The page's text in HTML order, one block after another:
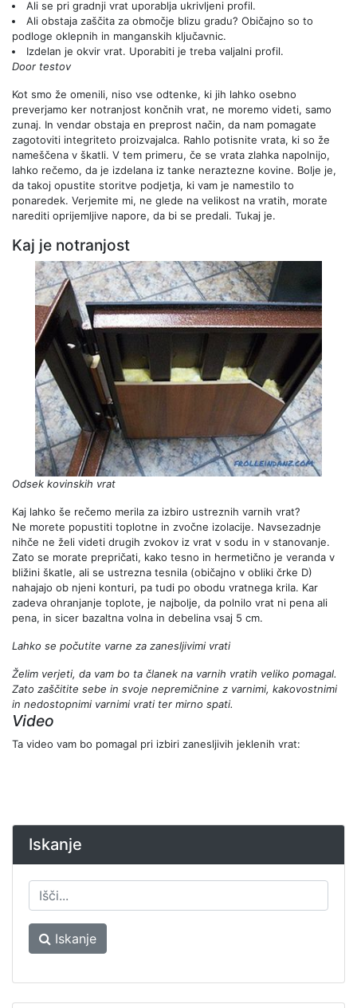
Ali se pri gradnji vrat uporablja ukrivljeni profil.
Ali obstaja zaščita za območje blizu gradu? Običajno so to
podloge oklepnih in manganskih ključavnic.
Izdelan je okvir vrat. Uporabiti je treba valjalni profil.
Door testov
Kot smo že omenili, niso vse odtenke, ki jih lahko osebno
preverjamo ker notranjost končnih vrat, ne moremo videti, samo
zunaj. In vendar obstaja en preprost način, da nam pomagate
zagotoviti integriteto proizvajalca. Rahlo potisnite vrata, ki so že
nameščena v škatli. V tem primeru, če se vrata zlahka napolnijo,
lahko rečemo, da je izdelana iz tanke neraztezne kovine. Bolje je,
da takoj opustite storitve podjetja, ki vam je namestilo to
ponaredek. Verjemite mi, ne glede na velikost na vratih, morate
narediti oprijemljive napore, da bi se predali. Tukaj je.
Kaj je notranjost
Odsek kovinskih vrat
Kaj lahko še rečemo merila za izbiro ustreznih varnih vrat?
Ne morete popustiti toplotne in zvočne izolacije. Navsezadnje
nihče ne želi videti drugih zvokov iz vrat v sodu in v stanovanje.
Zato se morate prepričati, kako tesno in hermetično je veranda v
bližini škatle, ali se ustrezna tesnila (običajno v obliki črke D)
nahajajo ob njeni konturi, pa tudi po obodu vratnega krila. Kar
zadeva ohranjanje toplote, je najbolje, da polnilo vrat ni pena ali
pena, in sicer bazaltna volna in debelina vsaj 5 cm.
Lahko se počutite varne za zanesljivimi vrati
Želim verjeti, da vam bo ta članek na varnih vratih veliko pomagal.
Zato zaščitite sebe in svoje nepremičnine z varnimi, kakovostnimi
in nedostopnimi varnimi vrati ter mirno spati.
Video
Ta video vam bo pomagal pri izbiri zanesljivih jeklenih vrat:
Iskanje
Iskanje